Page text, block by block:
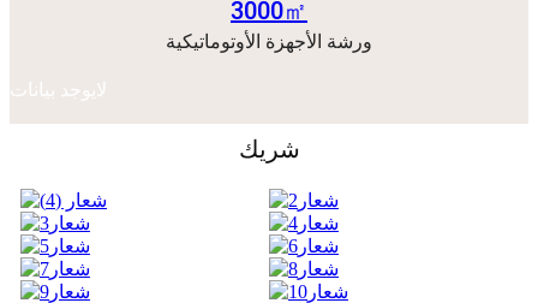
3000㎡
ورشة الأجهزة الأوتوماتيكية
لايوجد بيانات
شريك